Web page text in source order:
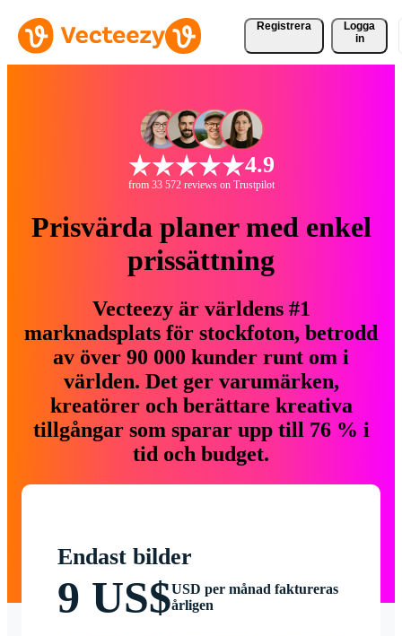
Registrera
Logga
in
4.9
from 33 572 reviews on Trustpilot
Prisvärda planer med enkel
prissättning
Vecteezy är världens #1
marknadsplats för stockfoton, betrodd
av över 90 000 kunder runt om i
världen. Det ger varumärken,
kreatörer och berättare kreativa
tillgångar som sparar upp till 76 % i
tid och budget.
Endast bilder
9 US$USD per månad faktureras
årligen